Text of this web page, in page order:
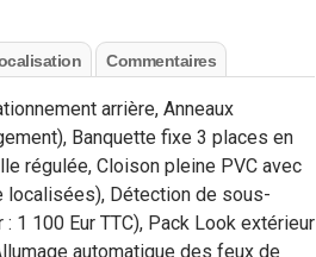
Commentaires
arrière, Anneaux
Banquette fixe 3 places en
régulée, Cloison pleine PVC avec
localisées), Détection de sous-
1 100 Eur TTC), Pack Look extérieur
automatique des feux de